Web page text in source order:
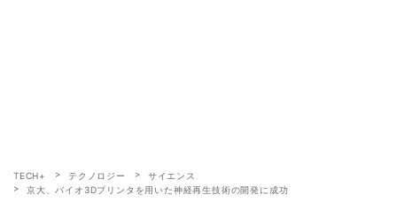
TECH+ テクノロジー
サイエンス
京大、バイオ3Dプリンタを用いた神経再生技術の開発に成功